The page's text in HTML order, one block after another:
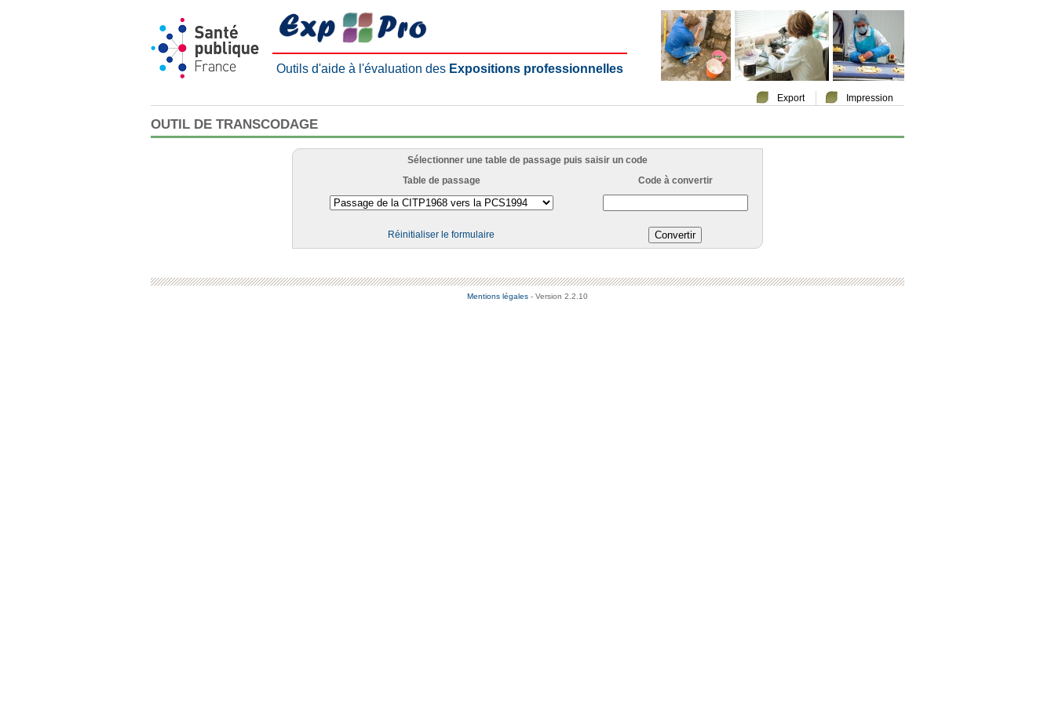
Outils d'aide à l'évaluation des Expositions professionnelles
Export Impression
OUTIL DE TRANSCODAGE
Sélectionner une table de passage puis saisir un code
Table de passage
Code à convertir
Réinitialiser le formulaire
Mentions légales - Version 2.2.10